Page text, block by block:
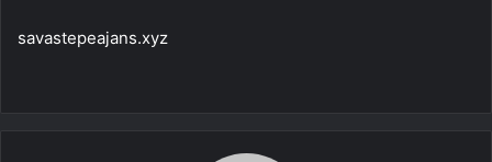
savastepeajans.xyz